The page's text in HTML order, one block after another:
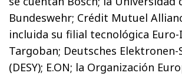
Bundeswehr; Crédit Mutuel
incluida su filial tecnológica
Targoban; Deutsches
(DESY); E.ON; la Organización